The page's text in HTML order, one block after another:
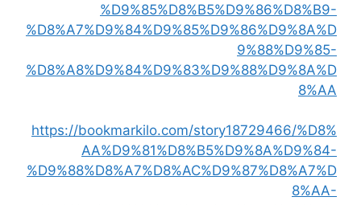
%D9%85%D8%B5%D9%86%D8%B9-
%D8%A7%D9%84%D9%85%D9%86%D9%8A%D
9%88%D9%85-
%D8%A8%D9%84%D9%83%D9%88%D9%8A%D
8%AA
https://bookmarkilo.com/story18729466/%D8%
AA%D9%81%D8%B5%D9%8A%D9%84-
%D9%88%D8%A7%D8%AC%D9%87%D8%A7%D
8%AA-